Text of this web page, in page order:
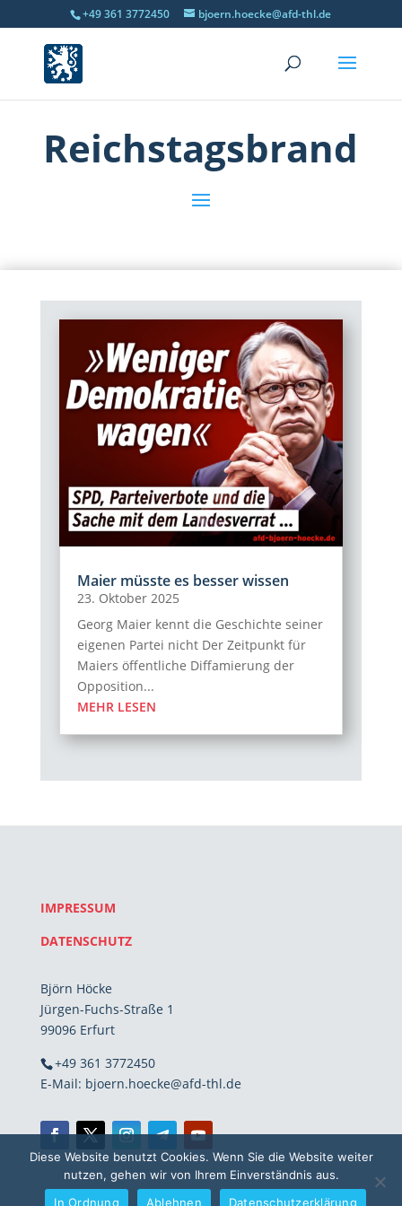
+49 361 3772450 bjoern.hoecke@afd-thl.de
Reichstagsbrand
Maier müsste es besser wissen
23. Oktober 2025
Georg Maier kennt die Geschichte seiner
eigenen Partei nicht Der Zeitpunkt für
Maiers öffentliche Diffamierung der
Opposition...
MEHR LESEN
IMPRESSUM
DATENSCHUTZ
Björn Höcke
Jürgen-Fuchs-Straße 1
99096 Erfurt
+49 361 3772450
E-Mail: bjoern.hoecke@afd-thl.de
Diese Website benutzt Cookies. Wenn Sie die Website weiter
nutzen, gehen wir von Ihrem Einverständnis aus.
In Ordnung
Ablehnen Datenschutzerklärung